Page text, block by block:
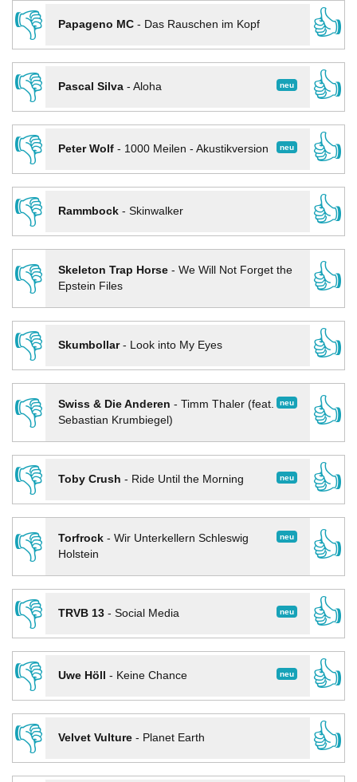
👎
Papageno MC- Das Rauschen im Kopf
👍
👎
neu
Pascal Silva- Aloha
👍
👎
neu
Peter Wolf- 1000 Meilen - Akustikversion
👍
👎
Rammbock- Skinwalker
👍
👎
Skeleton Trap Horse- We Will Not Forget the
Epstein Files
👍
👎
Skumbollar- Look into My Eyes
👍
👎
neu
Swiss & Die Anderen - Timm Thaler (feat.
Sebastian Krumbiegel)
👍
👎
neu
Toby Crush - Ride Until the Morning
👍
👎
neu
Torfrock- Wir Unterkellern Schleswig
Holstein
👍
👎
neu
TRVB 13- Social Media
👍
👎
neu
Uwe Höll - Keine Chance
👍
👎
Velvet Vulture- Planet Earth
👍